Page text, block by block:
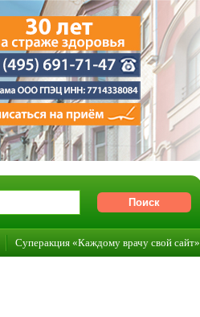
Суперакция «Каждому врачу свой сайт»